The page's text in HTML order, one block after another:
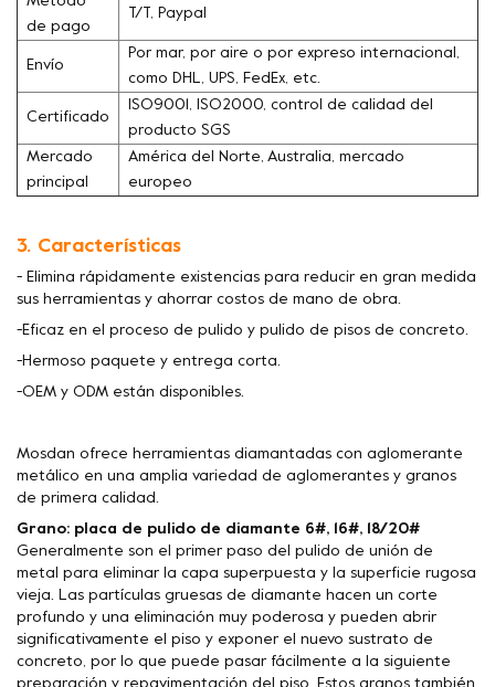
de pago
T/T, Paypal
Envío
Por mar, por aire o por expreso internacional,
como DHL, UPS, FedEx, etc.
Certificado
ISO9001, ISO2000, control de calidad del
producto SGS
Mercado
principal
América del Norte, Australia, mercado
europeo
3. Características
- Elimina rápidamente existencias para reducir en gran medida
sus herramientas y ahorrar costos de mano de obra.
-Eficaz en el proceso de pulido y pulido de pisos de concreto.
-Hermoso paquete y entrega corta.
-OEM y ODM están disponibles.
Mosdan ofrece herramientas diamantadas con aglomerante
metálico en una amplia variedad de aglomerantes y granos
de primera calidad.
Grano: placa de pulido de diamante 6#, 16#, 18/20#
Generalmente son el primer paso del pulido de unión de
metal para eliminar la capa superpuesta y la superficie rugosa
vieja. Las partículas gruesas de diamante hacen un corte
profundo y una eliminación muy poderosa y pueden abrir
significativamente el piso y exponer el nuevo sustrato de
concreto, por lo que puede pasar fácilmente a la siguiente
preparación y repavimentación del piso. Estos granos también